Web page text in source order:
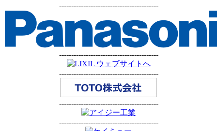
-----------------------------------------
-----------------------------------------
-----------------------------------------
-----------------------------------------
-----------------------------------------